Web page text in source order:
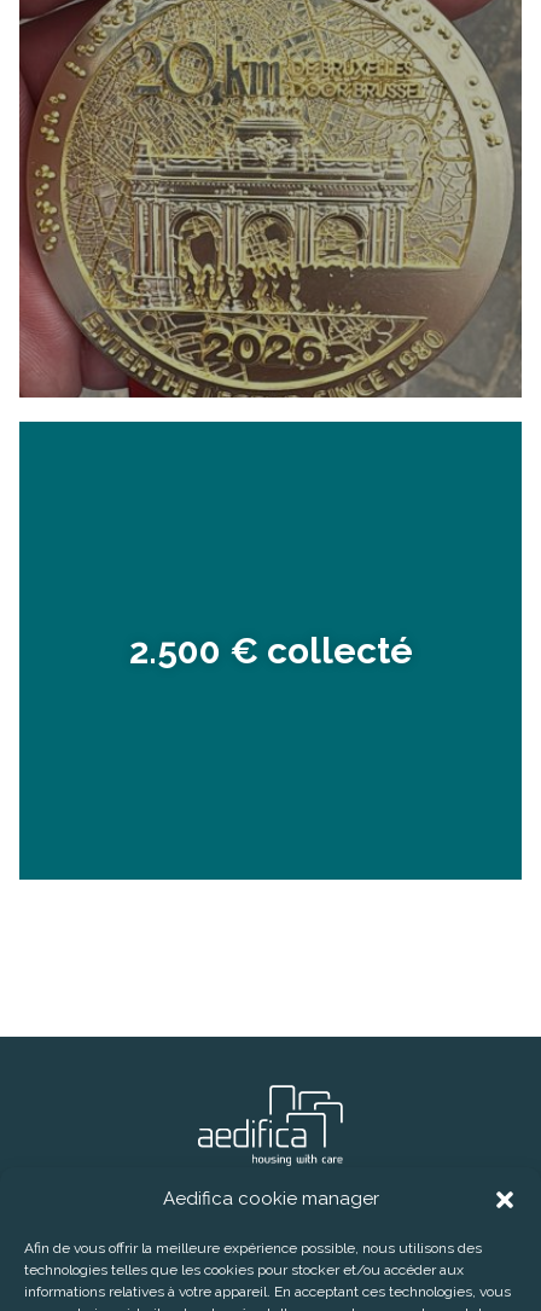
Aedifica cookie manager
Afin de vous offrir la meilleure expérience possible, nous utilisons des
technologies telles que les cookies pour stocker et/ou accéder aux
informations relatives à votre appareil. En acceptant ces technologies, vous
2.500 € collecté
E-mail:info@aedifica.eu
CONTACT DISCLAIMER PRIVACY POLICY